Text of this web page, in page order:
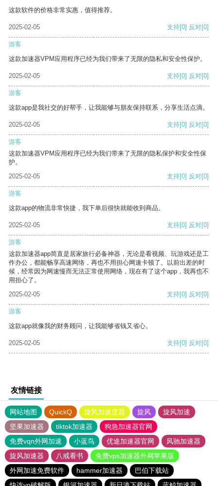
这款软件的价格非常实惠，值得推荐。
2025-02-05 支持[0] 反对[0]
游客
这款加速器VPM应用程序已经为我们带来了无限的隐私和安全性保护。
2025-02-05 支持[0] 反对[0]
游客
这款app是我社交的好帮手，让我能够与朋友保持联系，分享生活点滴。
2025-02-05 支持[0] 反对[0]
游客
这款加速器VPM应用程序已经为我们带来了无限的隐私保护和安全性保
护。
2025-02-05
支持[0] 反对[0]
游客
这款app的物流非常快捷，我下单后很快就能收到商品。
2025-02-05 支持[0] 反对[0]
游客
这款加速器app简直是居家旅行必备神器，无论是看视频、玩游戏还是工
作办公，都能畅享高速网络，再也不用担心网速卡顿了。以前出差的时
候，经常因为网速慢而无法正常使用网络，现在有了这个app，我再也不
用担心了。
2025-02-05
支持[0] 反对[0]
游客
这款app就像我的财务顾问，让我能够省钱又省心。
2025-02-05 支持[0] 反对[0]
友情链接
网站地图 QuickQ 旋风加速度器 旋风
旋风加速
坚果加速器
tiktok加速器
狗急加速器官网
免费vqn外网加速
小蓝鸟 优途加速器官网
风驰加速器
旋风加速器
八戒看书
免费vps加速器外网苹果版
外网加速免费软件
hammer加速器
巴伯下载站